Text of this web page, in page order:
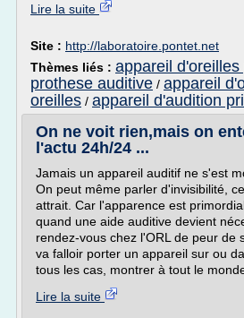
Lire la suite
Site : http://laboratoire.pontet.net
Thèmes liés : appareil d'oreilles
prothese auditive / appareil
oreilles / appareil d'audition
On ne voit rien,mais on
l'actu 24h/24 ...
Jamais un appareil auditif ne s'est
On peut même parler d'invisibilité,
attrait. Car l'apparence est
quand une aide auditive devient
rendez-vous chez l'ORL de peur de
va falloir porter un appareil sur ou
tous les cas, montrer à tout le
Lire la suite